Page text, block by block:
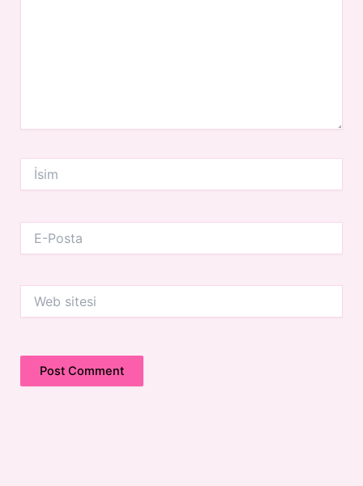
İsim
Posta
sitesi